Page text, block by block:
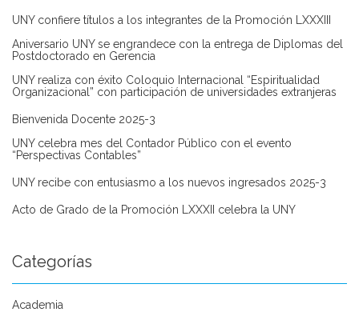
UNY confiere títulos a los integrantes de la Promoción LXXXIII
Aniversario UNY se engrandece con la entrega de Diplomas del
Postdoctorado en Gerencia
UNY realiza con éxito Coloquio Internacional “Espiritualidad
Organizacional” con participación de universidades extranjeras
Bienvenida Docente 2025-3
UNY celebra mes del Contador Público con el evento
“Perspectivas Contables”
UNY recibe con entusiasmo a los nuevos ingresados 2025-3
Acto de Grado de la Promoción LXXXII celebra la UNY
Categorías
Academia